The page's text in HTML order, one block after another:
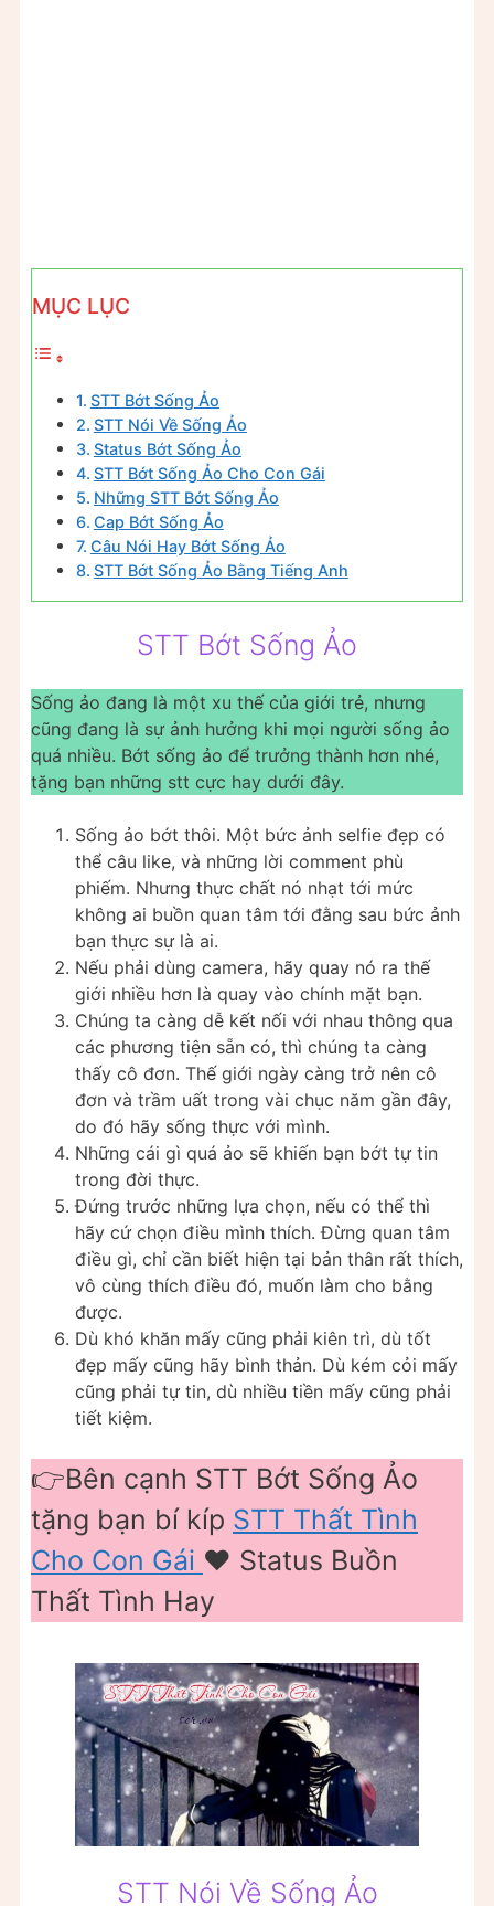
MỤC LỤC
STT Bớt Sống Ảo
STT Nói Về Sống Ảo
Status Bớt Sống Ảo
STT Bớt Sống Ảo Cho Con Gái
Những STT Bớt Sống Ảo
Cap Bớt Sống Ảo
Câu Nói Hay Bớt Sống Ảo
STT Bớt Sống Ảo Bằng Tiếng Anh
STT Bớt Sống Ảo
Sống ảo đang là một xu thế của giới trẻ, nhưng
cũng đang là sự ảnh hưởng khi mọi người sống ảo
quá nhiều. Bớt sống ảo để trưởng thành hơn nhé,
tặng bạn những stt cực hay dưới đây.
Sống ảo bớt thôi. Một bức ảnh selfie đẹp có
thể câu like, và những lời comment phù
phiếm. Nhưng thực chất nó nhạt tới mức
không ai buồn quan tâm tới đằng sau bức ảnh
bạn thực sự là ai.
Nếu phải dùng camera, hãy quay nó ra thế
giới nhiều hơn là quay vào chính mặt bạn.
Chúng ta càng dễ kết nối với nhau thông qua
các phương tiện sẵn có, thì chúng ta càng
thấy cô đơn. Thế giới ngày càng trở nên cô
đơn và trầm uất trong vài chục năm gần đây,
do đó hãy sống thực với mình.
Những cái gì quá ảo sẽ khiến bạn bớt tự tin
trong đời thực.
Đứng trước những lựa chọn, nếu có thể thì
hãy cứ chọn điều mình thích. Đừng quan tâm
điều gì, chỉ cần biết hiện tại bản thân rất thích,
vô cùng thích điều đó, muốn làm cho bằng
được.
Dù khó khăn mấy cũng phải kiên trì, dù tốt
đẹp mấy cũng hãy bình thản. Dù kém cỏi mấy
cũng phải tự tin, dù nhiều tiền mấy cũng phải
tiết kiệm.
👉Bên cạnh STT Bớt Sống Ảo
tặng bạn bí kíp STT Thất Tình
Cho Con Gái ❤️️ Status Buồn
Thất Tình Hay
STT Nói Về Sống Ảo